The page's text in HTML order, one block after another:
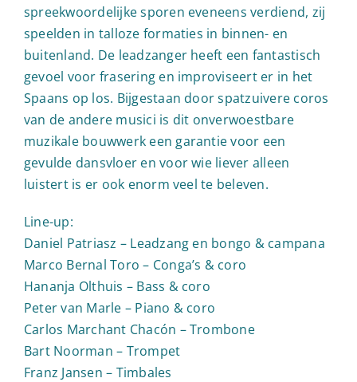
spreekwoordelijke sporen eveneens verdiend, zij
speelden in talloze formaties in binnen- en
buitenland. De leadzanger heeft een fantastisch
gevoel voor frasering en improviseert er in het
Spaans op los. Bijgestaan door spatzuivere coros
van de andere musici is dit onverwoestbare
muzikale bouwwerk een garantie voor een
gevulde dansvloer en voor wie liever alleen
luistert is er ook enorm veel te beleven.
Line-up:
Daniel Patriasz – Leadzang en bongo & campana
Marco Bernal Toro – Conga’s & coro
Hananja Olthuis – Bass & coro
Peter van Marle – Piano & coro
Carlos Marchant Chacón – Trombone
Bart Noorman – Trompet
Franz Jansen – Timbales